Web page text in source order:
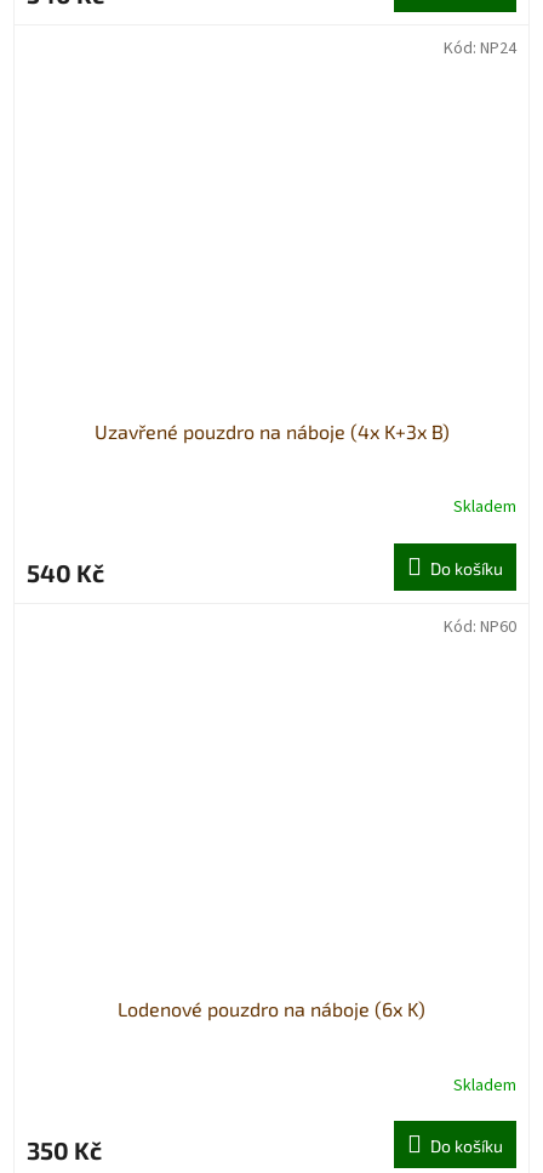
Uzavřené pouzdro na náboje (4x K+3x B)
Skladem
540 Kč Do košíku
Kód: NP24
Lodenové pouzdro na náboje (6x K)
Skladem
350 Kč Do košíku
Kód: NP60